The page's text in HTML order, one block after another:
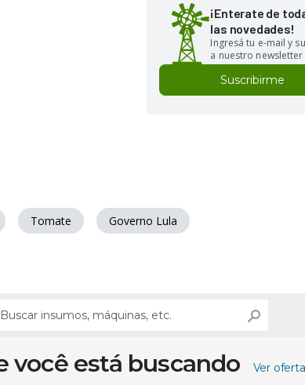
¡Enterate de
las novedades!
Ingresá tu e-mail y
a nuestro newsletter
Suscribirme
Tomate Governo Lula
você está buscando Ver